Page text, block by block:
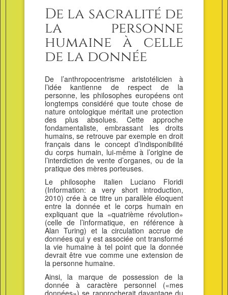
De la sacralité de
la personne
humaine à celle
de la donnée
De l’anthropocentrisme aristotélicien à
l’idée kantienne de respect de la
personne, les philosophes européens ont
longtemps considéré que toute chose de
nature ontologique méritait une protection
des plus absolues. Cette approche
fondamentaliste, embrassant les droits
humains, se retrouve par exemple en droit
français dans le concept d’indisponibilité
du corps humain, lui-même à l’origine de
l’interdiction de vente d’organes, ou de la
pratique des mères porteuses.
Le philosophe italien Luciano Floridi
(Information: a very short introduction,
2010) crée à ce titre un parallèle éloquent
entre la donnée et le corps humain en
expliquant que la «quatrième révolution»
(celle de l’informatique, en référence à
Alan Turing) et la circulation accrue de
données qui y est associée ont transformé
la vie humaine à tel point que la donnée
devrait être vue comme une extension de
la personne humaine.
Ainsi, la marque de possession de la
donnée à caractère personnel («mes
données») se rapprocherait davantage du